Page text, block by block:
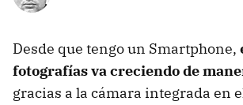
Desde que tengo un Smartphone,
fotografías va creciendo de
gracias a la cámara integrada en